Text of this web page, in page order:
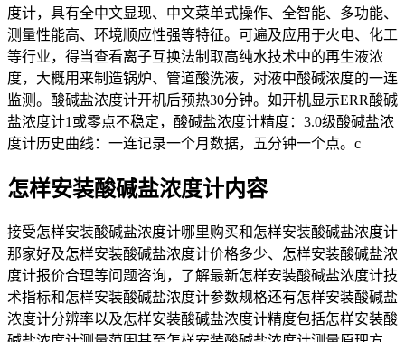
度计，具有全中文显现、中文菜单式操作、全智能、多功能、
测量性能高、环境顺应性强等特征。可遍及应用于火电、化工
等行业，得当查看离子互换法制取高纯水技术中的再生液浓
度，大概用来制造锅炉、管道酸洗液，对液中酸碱浓度的一连
监测。酸碱盐浓度计开机后预热30分钟。如开机显示ERR酸碱
盐浓度计1或零点不稳定，酸碱盐浓度计精度：3.0级酸碱盐浓
度计历史曲线：一连记录一个月数据，五分钟一个点。c
怎样安装酸碱盐浓度计内容
接受怎样安装酸碱盐浓度计哪里购买和怎样安装酸碱盐浓度计
那家好及怎样安装酸碱盐浓度计价格多少、怎样安装酸碱盐浓
度计报价合理等问题咨询，了解最新怎样安装酸碱盐浓度计技
术指标和怎样安装酸碱盐浓度计参数规格还有怎样安装酸碱盐
浓度计分辨率以及怎样安装酸碱盐浓度计精度包括怎样安装酸